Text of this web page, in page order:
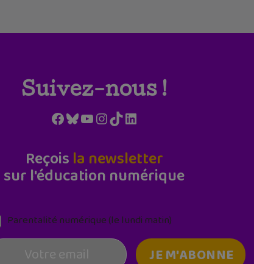
Suivez-nous !
Facebook
Bluesky
YouTube
Instagram
TikTokLinkedIn
Reçois la newsletter
sur l'éducation numérique
Parentalité numérique (le lundi matin)